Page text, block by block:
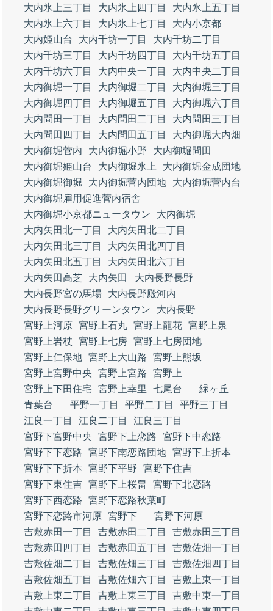
大内氷上三丁目
大内氷上四丁目
大内氷上五丁目
大内氷上六丁目
大内氷上七丁目
大内小京都
大内姫山台
大内千坊一丁目
大内千坊二丁目
大内千坊三丁目
大内千坊四丁目
大内千坊五丁目
大内千坊六丁目
大内中央一丁目
大内中央二丁目
大内御堀一丁目
大内御堀二丁目
大内御堀三丁目
大内御堀四丁目
大内御堀五丁目
大内御堀六丁目
大内問田一丁目
大内問田二丁目
大内問田三丁目
大内問田四丁目
大内問田五丁目
大内御堀大内畑
大内御堀菅内
大内御堀小野
大内御堀問田
大内御堀姫山台
大内御堀氷上
大内御堀金成団地
大内御堀御堀
大内御堀菅内団地
大内御堀菅内台
大内御堀雇用促進菅内宿舎
大内御堀小京都ニュータウン
大内御堀
大内矢田北一丁目
大内矢田北二丁目
大内矢田北三丁目
大内矢田北四丁目
大内矢田北五丁目
大内矢田北六丁目
大内矢田高芝
大内矢田
大内長野長野
大内長野宮の馬場
大内長野殿河内
大内長野長野グリーンタウン
大内長野
宮野上河原 宮野上石丸 宮野上龍花 宮野上泉
宮野上岩杖
宮野上七房 宮野上七房団地
宮野上仁保地 宮野上大山路
宮野上熊坂
宮野上宮野中央
宮野上宮路
宮野上
宮野上下田住宅
宮野上幸里 七尾台
緑ヶ丘
青葉台
平野一丁目 平野二丁目
平野三丁目
江良一丁目
江良二丁目
江良三丁目
宮野下宮野中央
宮野下上恋路
宮野下中恋路
宮野下下恋路
宮野下南恋路団地 宮野下上折本
宮野下下折本
宮野下平野
宮野下住吉
宮野下東住吉 宮野下上桜畠
宮野下北恋路
宮野下西恋路
宮野下恋路秋葉町
宮野下恋路市河原 宮野下
宮野下河原
吉敷赤田一丁目
吉敷赤田二丁目
吉敷赤田三丁目
吉敷赤田四丁目
吉敷赤田五丁目
吉敷佐畑一丁目
吉敷佐畑二丁目
吉敷佐畑三丁目
吉敷佐畑四丁目
吉敷佐畑五丁目
吉敷佐畑六丁目
吉敷上東一丁目
吉敷上東二丁目
吉敷上東三丁目
吉敷中東一丁目